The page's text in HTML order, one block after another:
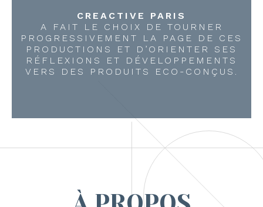
CREACTIVE PARIS
A FAIT LE CHOIX DE TOURNER
PROGRESSIVEMENT LA PAGE DE CES
PRODUCTIONS ET D’ORIENTER SES
RÉFLEXIONS ET DÉVELOPPEMENTS
VERS DES PRODUITS ECO-CONÇUS.